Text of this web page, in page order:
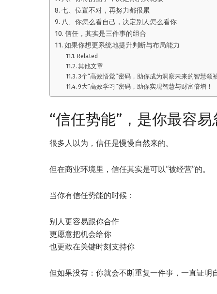
七、位置不对，再努力都很累
八、你怎么看自己，决定别人怎么看你
信任，其实是三件事的组合
如果你想更系统地提升判断与布局能力
Related
其他文章
3个“高效悟觉”密码，助你成为洞察未来的智慧领
9大“高效学习”密码，助你实现智慧与财富倍增！
“信任势能”，是你最容
很多人以为，信任是慢慢自然来的。
但在商业环境里，信任其实是可以“被经营”的。
当你有信任势能的时候：
别人更容易跟你合作
更愿意把机会给你
也更敢在关键时刻支持你
但如果没有：你就会不断重复一件事，一直证明